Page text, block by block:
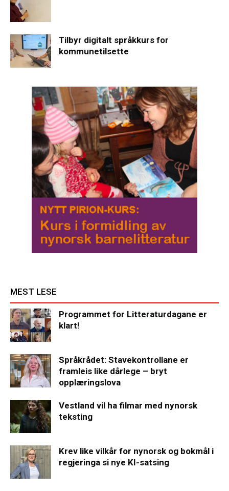
Tilbyr digitalt språkkurs for
kommunetilsette
MEST LESE
Programmet for Litteraturdagane er
klart!
Språkrådet: Stavekontrollane er
framleis like dårlege – bryt
opplæringslova
Vestland vil ha filmar med nynorsk
teksting
Krev like vilkår for nynorsk og bokmål i
regjeringa si nye KI-satsing